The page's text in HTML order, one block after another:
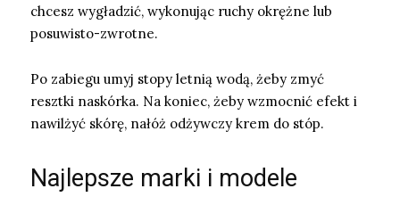
chcesz wygładzić, wykonując ruchy okrężne lub
posuwisto-zwrotne.
Po zabiegu umyj stopy letnią wodą, żeby zmyć
resztki naskórka. Na koniec, żeby wzmocnić efekt i
nawilżyć skórę, nałóż odżywczy krem do stóp.
Najlepsze marki i modele